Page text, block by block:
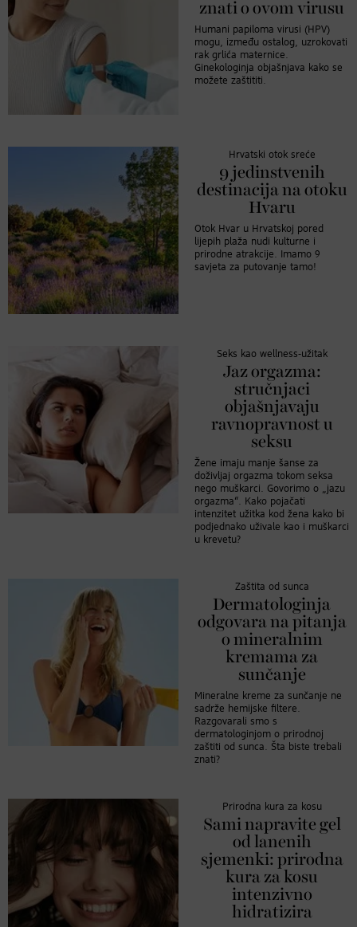
znati o ovom virusu
Humani papiloma virusi (HPV)
mogu, između ostalog, uzrokovati
rak grlića maternice.
Ginekologinja objašnjava kako se
možete zaštititi.
Hrvatski otok sreće
9 jedinstvenih
destinacija na otoku
Hvaru
Otok Hvar u Hrvatskoj pored
lijepih plaža nudi kulturne i
prirodne atrakcije. Imamo 9
savjeta za putovanje tamo!
Seks kao wellness-užitak
Jaz orgazma:
stručnjaci
objašnjavaju
ravnopravnost u
seksu
Žene imaju manje šanse za
doživljaj orgazma tokom seksa
nego muškarci. Govorimo o „jazu
orgazma“. Kako pojačati
intenzitet užitka kod žena kako bi
podjednako uživale kao i muškarci
u krevetu?
Zaštita od sunca
Dermatologinja
odgovara na pitanja
o mineralnim
kremama za
sunčanje
Mineralne kreme za sunčanje ne
sadrže hemijske filtere.
Razgovarali smo s
dermatologinjom o prirodnoj
zaštiti od sunca. Šta biste trebali
znati?
Prirodna kura za kosu
Sami napravite gel
od lanenih
sjemenki: prirodna
kura za kosu
intenzivno
hidratizira